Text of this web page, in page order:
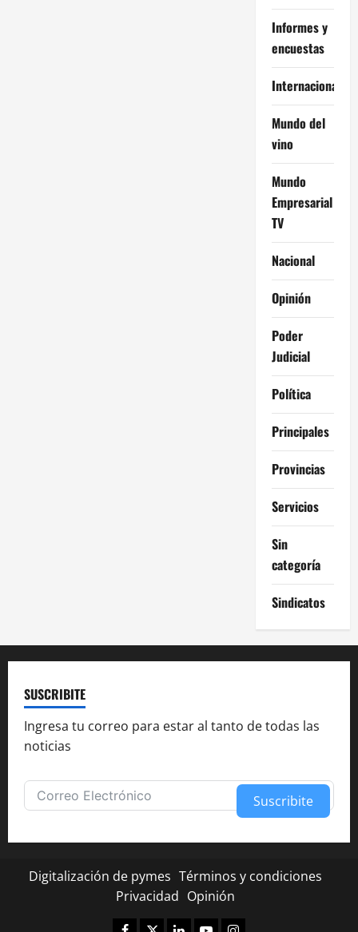
Informes y
encuestas
Internacional
Mundo del
vino
Mundo
Empresarial
TV
Nacional
Opinión
Poder
Judicial
Política
Principales
Provincias
Servicios
Sin
categoría
Sindicatos
SUSCRIBITE
Ingresa tu correo para estar al tanto de todas las
noticias
Suscribite
Digitalización de pymes Términos y condiciones
Privacidad Opinión
Facebook
TwitterLinkedinYoutubeInstagram